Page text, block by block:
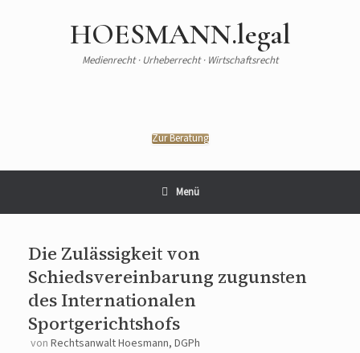
HOESMANN.legal
Medienrecht · Urheberrecht · Wirtschaftsrecht
Zur Beratung
Menü
Die Zulässigkeit von
Schiedsvereinbarung zugunsten
des Internationalen
Sportgerichtshofs
von Rechtsanwalt Hoesmann, DGPh